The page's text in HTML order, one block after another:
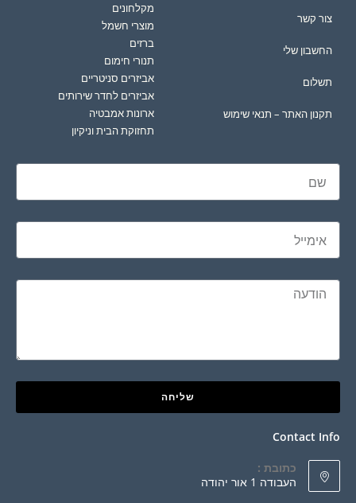
צור קשר
החשבון שלי
תשלום
תקנון האתר – תנאי שימוש
מקלחונים
מוצרי חשמל
ברזים
תנורי חימום
אביזרים סניטריים
אביזרים לחדר שירותים
ארונות אמבטיה
תחזוקת הבית וניקיון
שליחה
Contact Info
כתובת :
העבודה 1 אור יהודה